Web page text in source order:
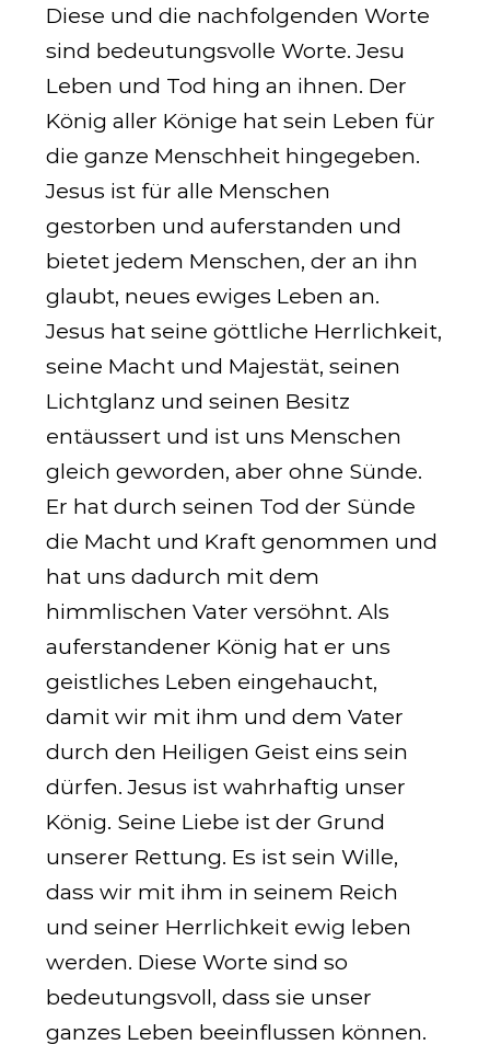
Diese und die nachfolgenden Worte
sind bedeutungsvolle Worte. Jesu
Leben und Tod hing an ihnen. Der
König aller Könige hat sein Leben für
die ganze Menschheit hingegeben.
Jesus ist für alle Menschen
gestorben und auferstanden und
bietet jedem Menschen, der an ihn
glaubt, neues ewiges Leben an.
Jesus hat seine göttliche Herrlichkeit,
seine Macht und Majestät, seinen
Lichtglanz und seinen Besitz
entäussert und ist uns Menschen
gleich geworden, aber ohne Sünde.
Er hat durch seinen Tod der Sünde
die Macht und Kraft genommen und
hat uns dadurch mit dem
himmlischen Vater versöhnt. Als
auferstandener König hat er uns
geistliches Leben eingehaucht,
damit wir mit ihm und dem Vater
durch den Heiligen Geist eins sein
dürfen. Jesus ist wahrhaftig unser
König. Seine Liebe ist der Grund
unserer Rettung. Es ist sein Wille,
dass wir mit ihm in seinem Reich
und seiner Herrlichkeit ewig leben
werden. Diese Worte sind so
bedeutungsvoll, dass sie unser
ganzes Leben beeinflussen können.